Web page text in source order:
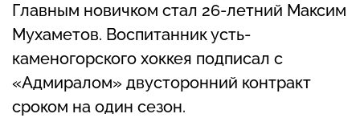
Главным новичком стал 26-летний Максим
Мухаметов. Воспитанник усть-
каменогорского хоккея подписал с
«Адмиралом» двусторонний контракт
сроком на один сезон.